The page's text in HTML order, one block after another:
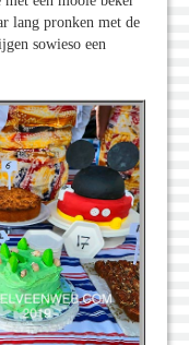
lang pronken met de
sowieso een